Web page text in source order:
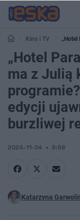
Kino i TV
„Hotel
programie? Zwyciężczyni
„Hotel
ma z Julią
edycji
burzliwej
2024-11-04 9:58
Katarzyna